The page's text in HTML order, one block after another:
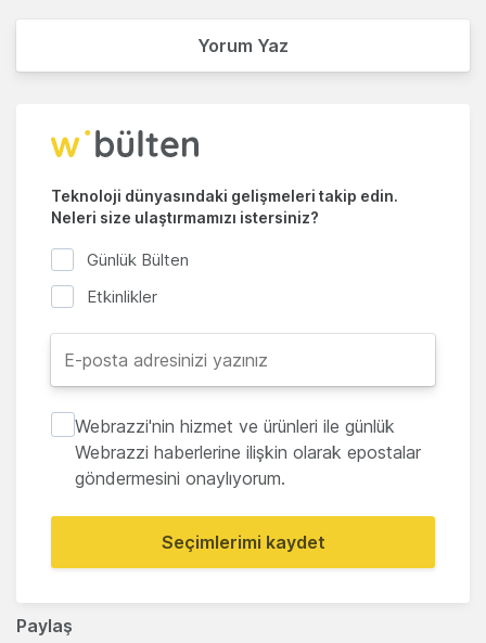
Paylaş
Yorum Yaz
Teknoloji dünyasındaki gelişmeleri takip edin.
Neleri size ulaştırmamızı istersiniz?
Günlük Bülten
Etkinlikler
Webrazzi'nin hizmet ve ürünleri ile günlük
Webrazzi haberlerine ilişkin olarak epostalar
göndermesini onaylıyorum.
Seçimlerimi kaydet